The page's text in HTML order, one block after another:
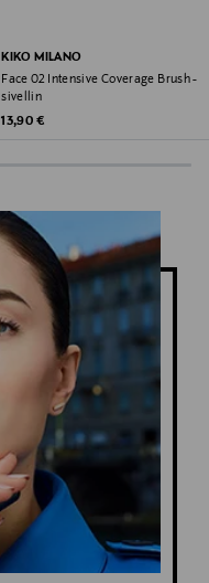
KIKO MILANO
Face 02 Intensive Coverage Brush -
sivellin
Original Price
13,90 €